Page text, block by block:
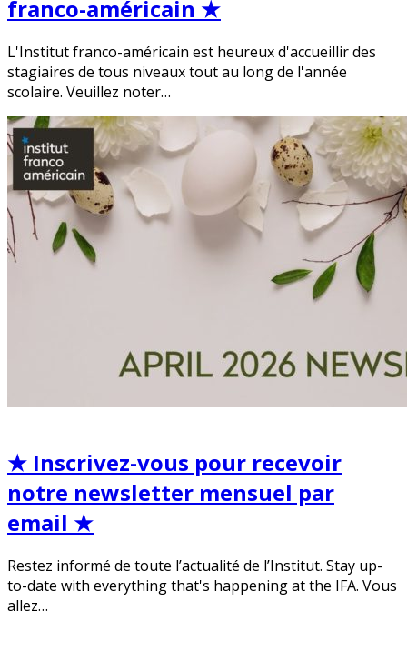
franco-américain ★
L'Institut franco-américain est heureux d'accueillir des
stagiaires de tous niveaux tout au long de l'année
scolaire. Veuillez noter…
★ Inscrivez-vous pour recevoir
notre newsletter mensuel par
email ★
Restez informé de toute l’actualité de l’Institut. Stay up-
to-date with everything that's happening at the IFA. Vous
allez…